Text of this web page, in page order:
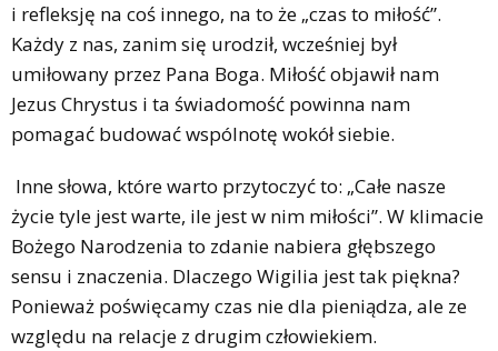
i refleksję na coś innego, na to że „czas to miłość”.
Każdy z nas, zanim się urodził, wcześniej był
umiłowany przez Pana Boga. Miłość objawił nam
Jezus Chrystus i ta świadomość powinna nam
pomagać budować wspólnotę wokół siebie.
Inne słowa, które warto przytoczyć to: „Całe nasze
życie tyle jest warte, ile jest w nim miłości”. W klimacie
Bożego Narodzenia to zdanie nabiera głębszego
sensu i znaczenia. Dlaczego Wigilia jest tak piękna?
Ponieważ poświęcamy czas nie dla pieniądza, ale ze
względu na relacje z drugim człowiekiem.